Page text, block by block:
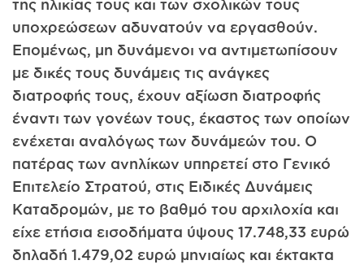
της ηλικίας τους και των σχολικών τους
υποχρεώσεων αδυνατούν να εργασθούν.
Επομένως, μη δυνάμενοι να αντιμετωπίσουν
με δικές τους δυνάμεις τις ανάγκες
διατροφής τους, έχουν αξίωση διατροφής
έναντι των γονέων τους, έκαστος των οποίων
ενέχεται αναλόγως των δυνάμεών του. Ο
πατέρας των ανηλίκων υπηρετεί στο Γενικό
Επιτελείο Στρατού, στις Ειδικές Δυνάμεις
Καταδρομών, με το βαθμό του αρχιλοχία και
είχε ετήσια εισοδήματα ύψους 17.748,33 ευρώ
δηλαδή 1.479,02 ευρώ μηνιαίως και έκτακτα